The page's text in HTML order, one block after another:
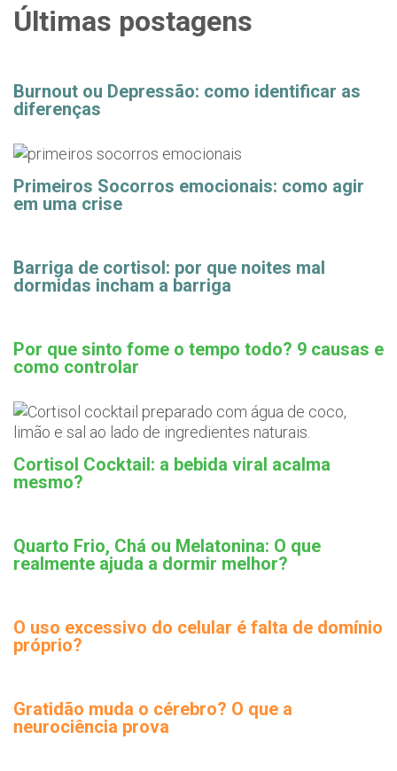
Últimas postagens
Burnout ou Depressão: como identificar as
diferenças
Primeiros Socorros emocionais: como agir
em uma crise
Barriga de cortisol: por que noites mal
dormidas incham a barriga
Por que sinto fome o tempo todo? 9 causas e
como controlar
Cortisol Cocktail: a bebida viral acalma
mesmo?
Quarto Frio, Chá ou Melatonina: O que
realmente ajuda a dormir melhor?
O uso excessivo do celular é falta de domínio
próprio?
Gratidão muda o cérebro? O que a
neurociência prova